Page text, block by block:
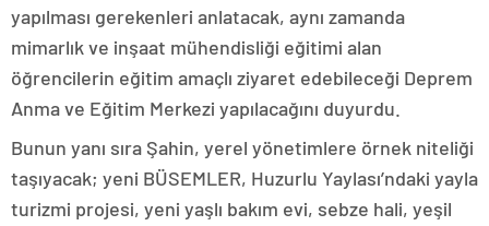
yapılması gerekenleri anlatacak, aynı zamanda
mimarlık ve inşaat mühendisliği eğitimi alan
öğrencilerin eğitim amaçlı ziyaret edebileceği Deprem
Anma ve Eğitim Merkezi yapılacağını duyurdu.
Bunun yanı sıra Şahin, yerel yönetimlere örnek niteliği
taşıyacak; yeni BÜSEMLER, Huzurlu Yaylası’ndaki yayla
turizmi projesi, yeni yaşlı bakım evi, sebze hali, yeşil